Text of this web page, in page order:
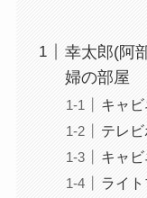
幸太郎(阿
婦の部屋
キャビ
テレ
キャ
ライ